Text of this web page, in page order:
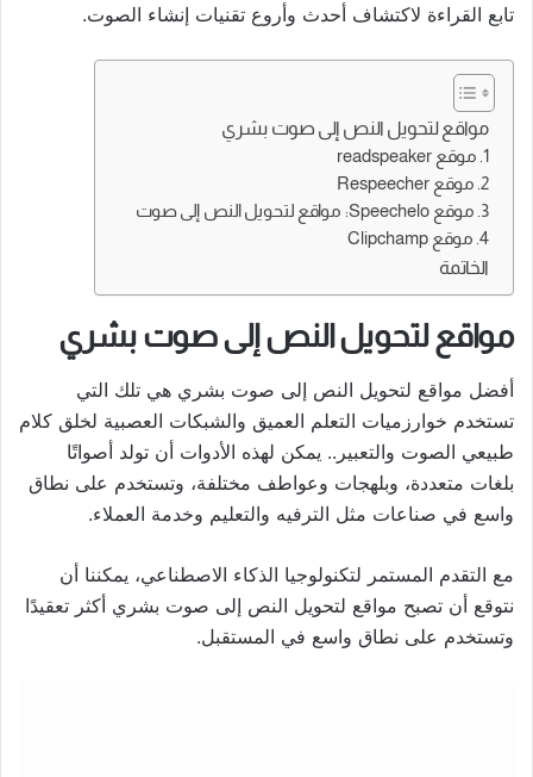
تابع القراءة لاكتشاف أحدث وأروع تقنيات إنشاء الصوت.
مواقع لتحويل النص إلى صوت بشري
1. موقع readspeaker
2. موقع Respeecher
3. موقع Speechelo: مواقع لتحويل النص إلى صوت
4. موقع Clipchamp
الخاتمة
مواقع لتحويل النص إلى صوت بشري
أفضل مواقع لتحويل النص إلى صوت بشري هي تلك التي
تستخدم خوارزميات التعلم العميق والشبكات العصبية لخلق كلام
طبيعي الصوت والتعبير.. يمكن لهذه الأدوات أن تولد أصواتًا
بلغات متعددة، وبلهجات وعواطف مختلفة، وتستخدم على نطاق
واسع في صناعات مثل الترفيه والتعليم وخدمة العملاء.
مع التقدم المستمر لتكنولوجيا الذكاء الاصطناعي، يمكننا أن
نتوقع أن تصبح مواقع لتحويل النص إلى صوت بشري أكثر تعقيدًا
وتستخدم على نطاق واسع في المستقبل.